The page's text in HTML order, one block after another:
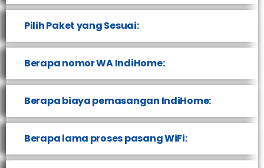
Pilih Paket yang Sesuai:
Berapa nomor WA IndiHome:
Berapa biaya pemasangan IndiHome:
Berapa lama proses pasang WiFi: